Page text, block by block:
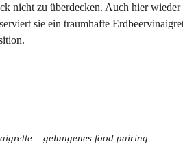
nicht zu überdecken. Auch hier
sie ein traumhafte
– gelungenes food pairing